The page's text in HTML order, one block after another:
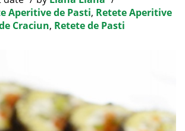
Aperitive de Pasti, Retete Aperitive
Craciun, Retete de Pasti